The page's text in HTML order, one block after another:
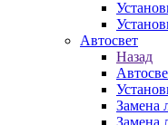
Автосвет
Назад
Замена
Замена